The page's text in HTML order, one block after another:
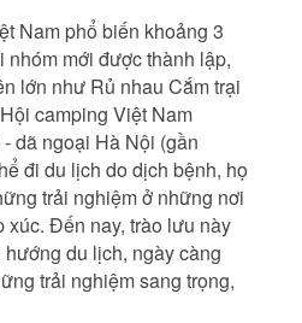
Nam phổ biến khoảng 3
nhóm mới được thành lập,
lớn như Rủ nhau Cắm trại
camping Việt Nam
dã ngoại Hà Nội (gần
đi du lịch do dịch bệnh, họ
trải nghiệm ở những nơi
xúc. Đến nay, trào lưu này
du lịch, ngày càng
trải nghiệm sang trọng,